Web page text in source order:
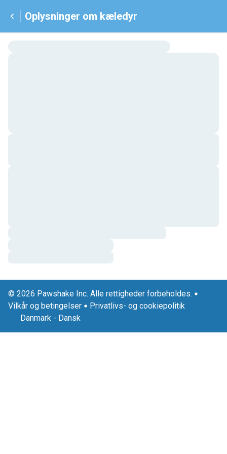
Oplysninger om kæledyr
© 2026 Pawshake Inc. Alle rettigheder forbeholdes.
Vilkår og betingelser
Privatlivs- og cookiepolitik
Danmark - Dansk